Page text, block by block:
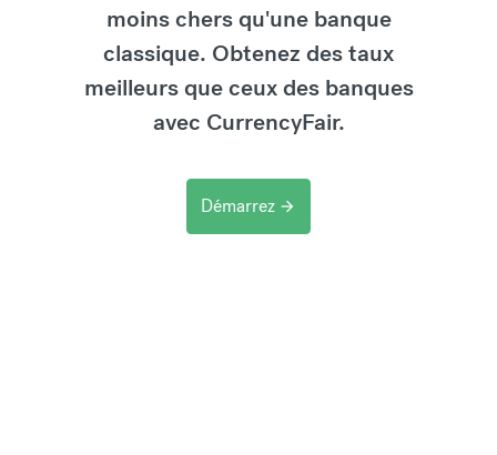
moins chers qu'une banque
classique. Obtenez des taux
meilleurs que ceux des banques
avec CurrencyFair.
Démarrez arrow_forward